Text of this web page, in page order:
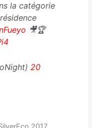
la catégorie
🎥🏆
20